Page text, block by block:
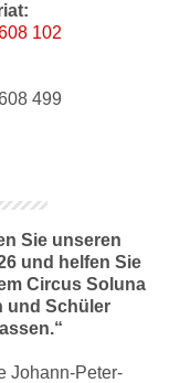
102
499
Sie unseren
und helfen Sie
Circus Soluna
und Schüler
Johann-Peter-